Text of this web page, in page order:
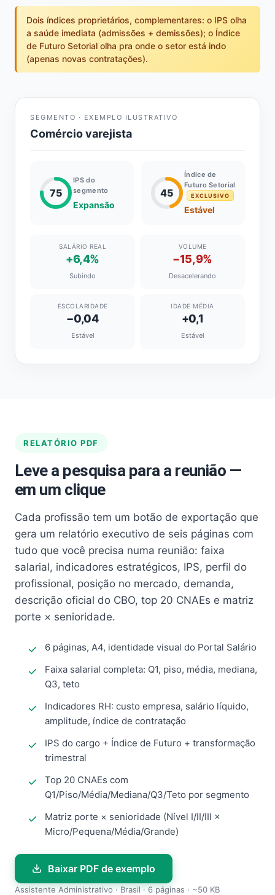
Dois índices proprietários, complementares: o IPS olha
a saúde imediata (admissões + demissões); o Índice
de Futuro Setorial olha pra onde o setor está indo
(apenas novas contratações).
SEGMENTO · EXEMPLO ILUSTRATIVO
Comércio varejista
75
IPS do
segmento
Expansão
45
Índice de
Futuro Setorial
EXCLUSIVO
Estável
SALÁRIO REAL
+6,4%
Subindo
VOLUME
−15,9%
Desacelerando
ESCOLARIDADE
−0,04
Estável
IDADE MÉDIA
+0,1
Estável
RELATÓRIO PDF
Leve a pesquisa para a reunião —
em um clique
Cada profissão tem um botão de exportação que
gera um relatório executivo de seis páginas com
tudo que você precisa numa reunião: faixa
salarial, indicadores estratégicos, IPS, perfil do
profissional, posição no mercado, demanda,
descrição oficial do CBO, top 20 CNAEs e matriz
porte × senioridade.
6 páginas, A4, identidade visual do Portal Salário
Faixa salarial completa: Q1, piso, média, mediana,
Q3, teto
Indicadores RH: custo empresa, salário líquido,
amplitude, índice de contratação
IPS do cargo + Índice de Futuro + transformação
trimestral
Top 20 CNAEs com
Q1/Piso/Média/Mediana/Q3/Teto por segmento
Matriz porte × senioridade (Nível I/II/III ×
Micro/Pequena/Média/Grande)
Baixar PDF de exemplo
Assistente Administrativo · Brasil · 6 páginas · ~50 KB